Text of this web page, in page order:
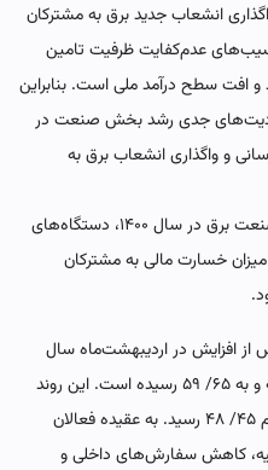
انشعاب جدید برق به مشترکان
عدم‌کفایت ظرفیت تامین
و افت سطح درآمد ملی است. بنابراین
جدی رشد بخش صنعت در
و واگذاری انشعاب برق به
با این حال، با توجه به تجربه مدیریت صنعت برق در سال ۱۴۰۰، دستگاه‌‌‌های
خسارت مالی به مشترکان
افزایش در اردیبهشت‌ماه سال
۱۴۰۱ در خردادماه ۶/ ۵درصد افت داشته و به ۶۵/ ۵۹ رسیده است. این روند
نزولی تا مردادماه تداوم پیدا کرد و به رقم ۴۵/ ۴۸ رسید. به عقیده فعالان
کاهش سفارش‌های داخلی و